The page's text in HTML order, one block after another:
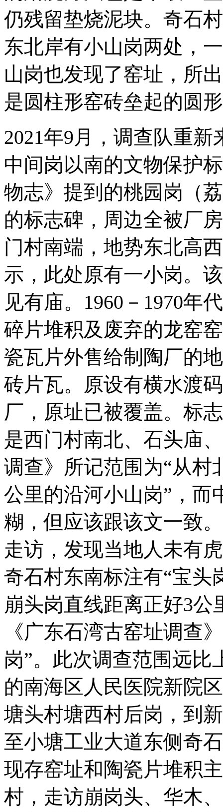
仍残留垫烧泥块。奇石
东北岸有小山岗两处，
山岗也发现了窑址，所
是圆柱形窑砖垒起的圆
2021年9月，调查队重
中间岗以南的文物保护
物志》提到的桃园岗（
的标志碑，周边全被厂
门村南端，地势东北高
示，此处原有一小岗。
见有庙。1960－1970年
碎片堆积及废弃的龙窑
瓷瓦片外售给制陶厂的
砖片瓦。原设有横水渡
厂，原址已被覆盖。标
是西门村南北、石头庙
调查》所记范围为“从村
公里的沿河小山岗”，而
糊，但应该跟该文一致
走访，发现当地人未有
奇石村东南标注有“宝头
崩头岗直线距离正好3
《广东石湾古窑址调查
岗”。此次调查范围远
的南海区人民医院新院
塘头村塘西村后岗，到
至小塘工业大道东侧奇
现存窑址和陶瓷片堆积
村，走访崩岗头、华木